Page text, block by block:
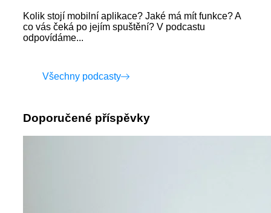
Kolik stojí mobilní aplikace? Jaké má mít funkce? A
co vás čeká po jejím spuštění? V podcastu
odpovídáme...
Všechny podcasty
Doporučené příspěvky